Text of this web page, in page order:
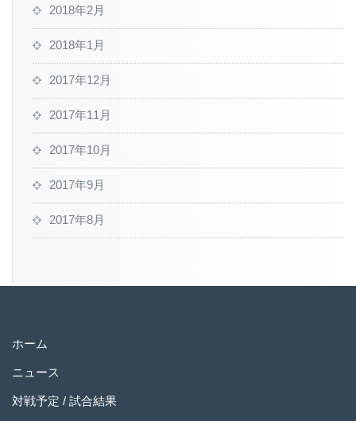
2018年2月
2018年1月
2017年12月
2017年11月
2017年10月
2017年9月
2017年8月
ホーム
ニュース
対戦予定 / 試合結果